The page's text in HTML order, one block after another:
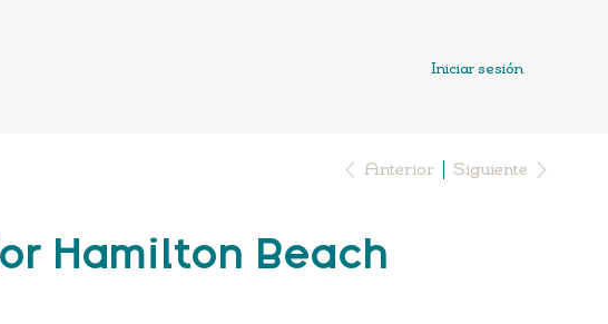
Iniciar sesión
Anterior Siguiente
Hamilton Beach